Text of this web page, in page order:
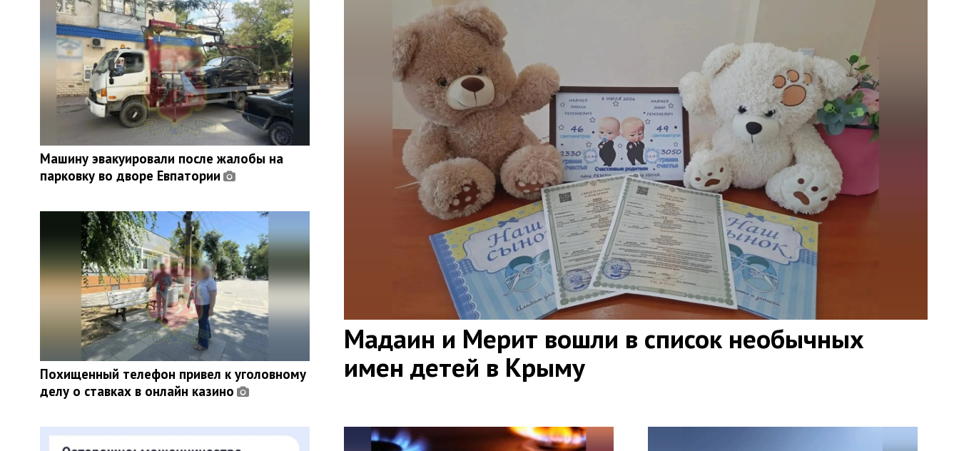
Мадаин и Мерит вошли в список необычных
имен детей в Крыму
Машину эвакуировали после жалобы на
парковку во дворе Евпатории
Похищенный телефон привел к уголовному
делу о ставках в онлайн казино